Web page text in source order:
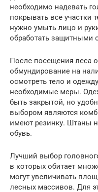
необходимо надевать
покрывать все участки
нужно умыть лицо и
обработать защитными
После посещения леса
обмундирование на
осмотреть тело и
необходимые меры.
быть закрытой, но
выбором являются
имеют резинку. Штаны
обувь.
Лучший выбор
в которых обитает
могут увеличивать
лесных массивов. Для